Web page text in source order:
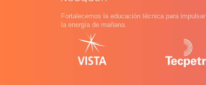
Fortalecemos la educación técnica para impulsar
la energía de mañana.